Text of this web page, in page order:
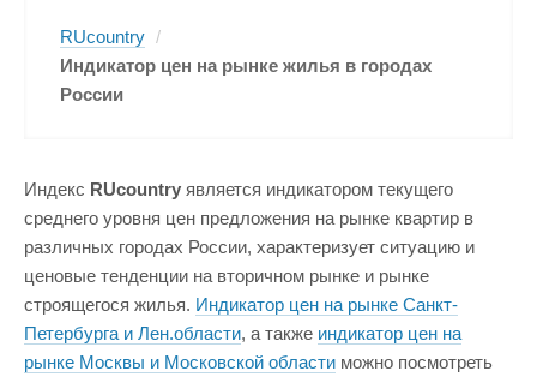
RUcountry /
Индикатор цен на рынке жилья в городах
России
Индекс RUcountry является индикатором текущего
среднего уровня цен предложения на рынке квартир в
различных городах России, характеризует ситуацию и
ценовые тенденции на вторичном рынке и рынке
строящегося жилья. Индикатор цен на рынке Санкт-
Петербурга и Лен.области, а также индикатор цен на
рынке Москвы и Московской области можно посмотреть